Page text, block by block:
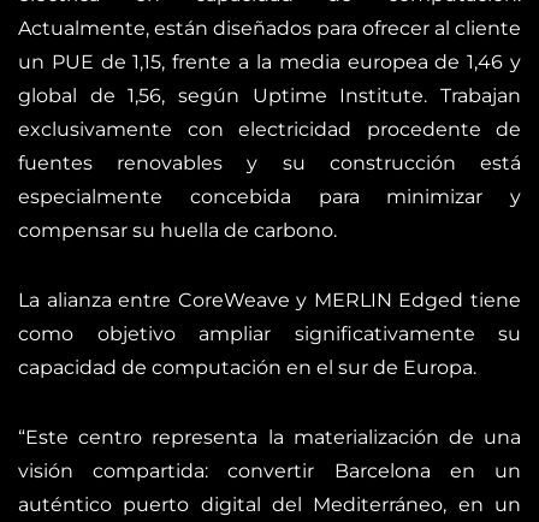
Actualmente, están diseñados para ofrecer al cliente
un PUE de 1,15, frente a la media europea de 1,46 y
global de 1,56, según Uptime Institute. Trabajan
exclusivamente con electricidad procedente de
fuentes renovables y su construcción está
especialmente concebida para minimizar y
compensar su huella de carbono.
La alianza entre CoreWeave y MERLIN Edged tiene
como objetivo ampliar significativamente su
capacidad de computación en el sur de Europa.
“Este centro representa la materialización de una
visión compartida: convertir Barcelona en un
auténtico puerto digital del Mediterráneo, en un